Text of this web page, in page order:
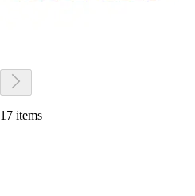
17 items